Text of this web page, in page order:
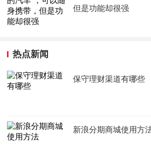
但是功能却很强
热点新闻
保守理财渠道有哪些
新浪分期商城使用方